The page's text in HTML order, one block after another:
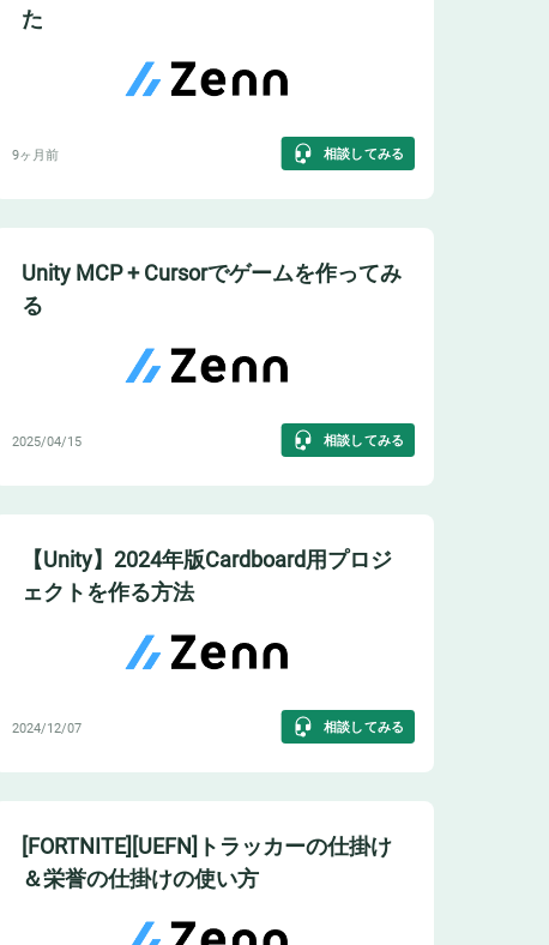
た
9ヶ月前 相談してみる
Unity MCP + Cursorでゲームを作ってみ
る
2025/04/15 相談してみる
【Unity】2024年版Cardboard用プロジ
ェクトを作る方法
2024/12/07 相談してみる
[FORTNITE][UEFN]トラッカーの仕掛け
＆栄誉の仕掛けの使い方